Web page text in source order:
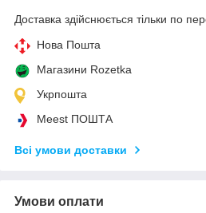
Доставка здійснюється тільки по
Нова Пошта
Магазини Rozetka
Укрпошта
Meest ПОШТА
Всі умови доставки
Умови оплати